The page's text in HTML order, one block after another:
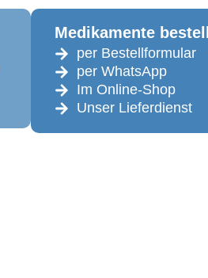
Medikamente
per Bestellformular
per WhatsApp
Im Online-Shop
Unser Lieferdienst